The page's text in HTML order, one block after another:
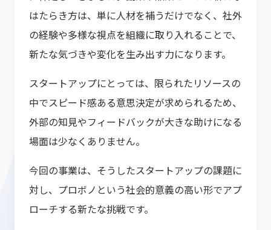
はたらき方は、単に人材を補うだけでなく、社外
の経験や多様な視点を組織に取り入れることで、
新たな気づきや変化を生み出す力になります。
スタートアップにとっては、限られたリソースの
中でスピード感ある意思決定が求められるため、
外部の知見やフィードバックが大きな助けになる
場面は少なくありません。
今回の事業は、そうしたスタートアップの課題に
対し、プロボノという社会的意義の高い形でアプ
ローチする新たな挑戦です。